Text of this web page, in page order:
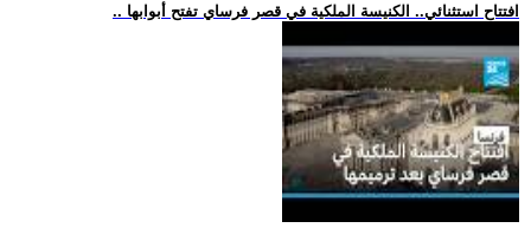
.. افتتاح استثنائي.. الكنيسة الملكية في قصر فرساي تفتح أبوابها